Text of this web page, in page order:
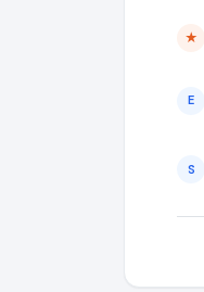
★
E
S